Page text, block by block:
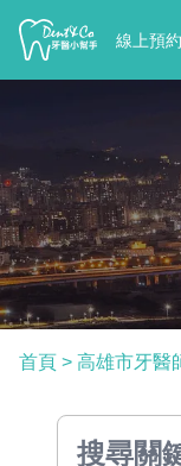
線上預約
首頁 > 高雄市牙醫
搜尋關